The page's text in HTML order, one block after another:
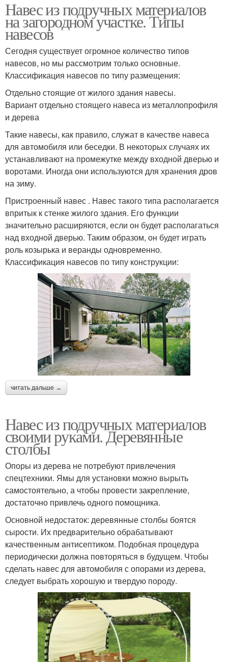
Навес из подручных материалов
на загородном участке. Типы
навесов
Сегодня существует огромное количество типов
навесов, но мы рассмотрим только основные.
Классификация навесов по типу размещения:
Отдельно стоящие от жилого здания навесы.
Вариант отдельно стоящего навеса из металлопрофиля
и дерева
Такие навесы, как правило, служат в качестве навеса
для автомобиля или беседки. В некоторых случаях их
устанавливают на промежутке между входной дверью и
воротами. Иногда они используются для хранения дров
на зиму.
Пристроенный навес . Навес такого типа располагается
впритык к стенке жилого здания. Его функции
значительно расширяются, если он будет располагаться
над входной дверью. Таким образом, он будет играть
роль козырька и веранды одновременно.
Классификация навесов по типу конструкции:
читать дальше →
Навес из подручных материалов
своими руками. Деревянные
столбы
Опоры из дерева не потребуют привлечения
спецтехники. Ямы для установки можно вырыть
самостоятельно, а чтобы провести закрепление,
достаточно привлечь одного помощника.
Основной недостаток: деревянные столбы боятся
сырости. Их предварительно обрабатывают
качественным антисептиком. Подобная процедура
периодически должна повторяться в будущем. Чтобы
сделать навес для автомобиля с опорами из дерева,
следует выбрать хорошую и твердую породу.